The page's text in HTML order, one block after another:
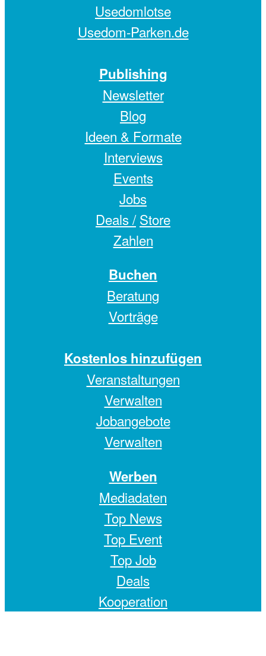
Usedomlotse
Usedom-Parken.de
Publishing
Newsletter
Blog
Ideen & Formate
Interviews
Events
Jobs
Deals / Store
Zahlen
Buchen
Beratung
Vorträge
Kostenlos hinzufügen
Veranstaltungen
Verwalten
Jobangebote
Verwalten
Werben
Mediadaten
Top News
Top Event
Top Job
Deals
Kooperation